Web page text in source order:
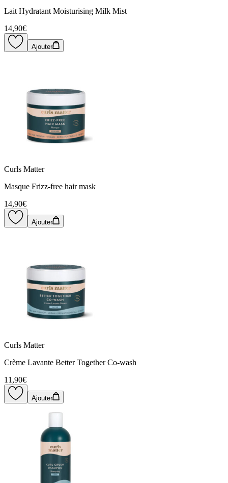
Lait Hydratant Moisturising Milk Mist
14,90€
Ajouter
Curls Matter
Masque Frizz-free hair mask
14,90€
Ajouter
Curls Matter
Crème Lavante Better Together Co-wash
11,90€
Ajouter